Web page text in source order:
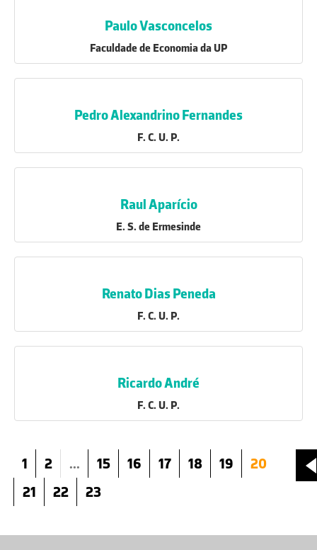
Paulo Vasconcelos
Faculdade de Economia da UP
Pedro Alexandrino Fernandes
F. C. U. P.
Raul Aparício
E. S. de Ermesinde
Renato Dias Peneda
F. C. U. P.
Ricardo André
F. C. U. P.
1 2 ... 15 16 17 18 19
20
21
22 23